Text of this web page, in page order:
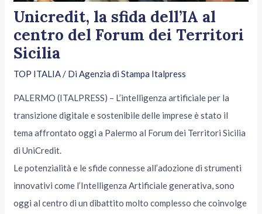
Unicredit, la sfida dell’IA al
centro del Forum dei Territori
Sicilia
TOP ITALIA / Di Agenzia di Stampa Italpress
PALERMO (ITALPRESS) – L’intelligenza artificiale per la
transizione digitale e sostenibile delle imprese è stato il
tema affrontato oggi a Palermo al Forum dei Territori Sicilia
di UniCredit.
Le potenzialità e le sfide connesse all’adozione di strumenti
innovativi come l’Intelligenza Artificiale generativa, sono
oggi al centro di un dibattito molto complesso che coinvolge